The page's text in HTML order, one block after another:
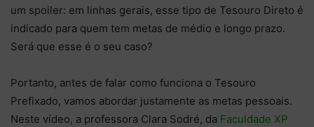
um spoiler: em linhas gerais, esse tipo de Tesouro Direto é
indicado para quem tem metas de médio e longo prazo.
Será que esse é o seu caso?
Portanto, antes de falar como funciona o Tesouro
Prefixado, vamos abordar justamente as metas pessoais.
Neste vídeo, a professora Clara Sodré, da Faculdade XP